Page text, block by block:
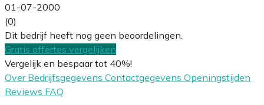
01-07-2000
(0)
Dit bedrijf heeft nog geen beoordelingen.
Gratis offertes vergelijken
Vergelijk en bespaar tot 40%!
Over Bedrijfsgegevens Contactgegevens Openingstijden
Reviews FAQ